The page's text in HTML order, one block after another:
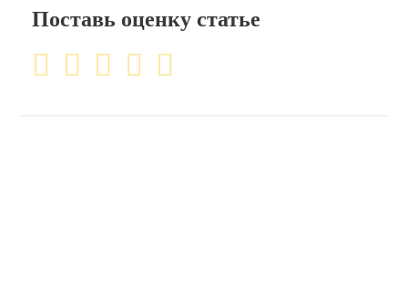
Поставь оценку статье